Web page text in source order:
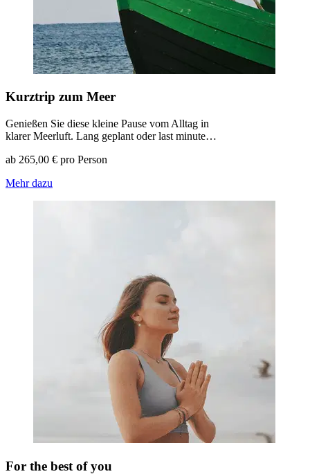
Kurztrip zum Meer
Genießen Sie diese kleine Pause vom Alltag in
klarer Meerluft. Lang geplant oder last minute…
ab 265,00 € pro Person
Mehr dazu
For the best of you